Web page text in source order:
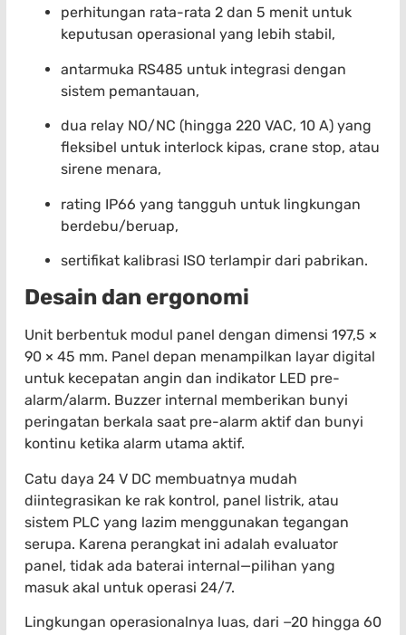
perhitungan rata-rata 2 dan 5 menit untuk
keputusan operasional yang lebih stabil,
antarmuka RS485 untuk integrasi dengan
sistem pemantauan,
dua relay NO/NC (hingga 220 VAC, 10 A) yang
fleksibel untuk interlock kipas, crane stop, atau
sirene menara,
rating IP66 yang tangguh untuk lingkungan
berdebu/beruap,
sertifikat kalibrasi ISO terlampir dari pabrikan.
Desain dan ergonomi
Unit berbentuk modul panel dengan dimensi 197,5 ×
90 × 45 mm. Panel depan menampilkan layar digital
untuk kecepatan angin dan indikator LED pre-
alarm/alarm. Buzzer internal memberikan bunyi
peringatan berkala saat pre-alarm aktif dan bunyi
kontinu ketika alarm utama aktif.
Catu daya 24 V DC membuatnya mudah
diintegrasikan ke rak kontrol, panel listrik, atau
sistem PLC yang lazim menggunakan tegangan
serupa. Karena perangkat ini adalah evaluator
panel, tidak ada baterai internal—pilihan yang
masuk akal untuk operasi 24/7.
Lingkungan operasionalnya luas, dari −20 hingga 60